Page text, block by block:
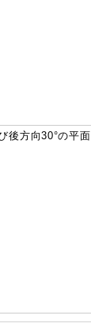
後方向30°の平面